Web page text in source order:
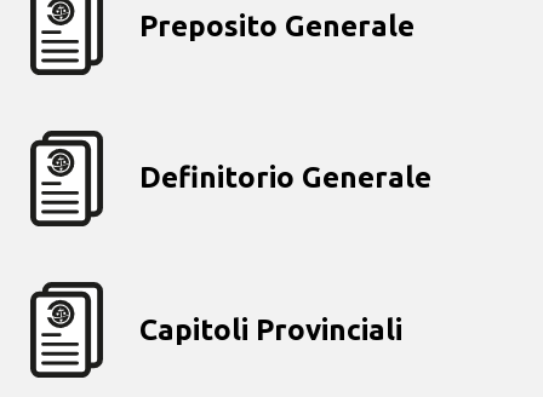
Preposito Generale
Definitorio Generale
Capitoli Provinciali